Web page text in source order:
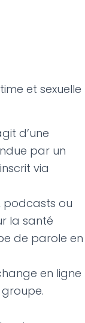
et sexuelle
d’une
par un
via
podcasts ou
la santé
de parole en
en ligne